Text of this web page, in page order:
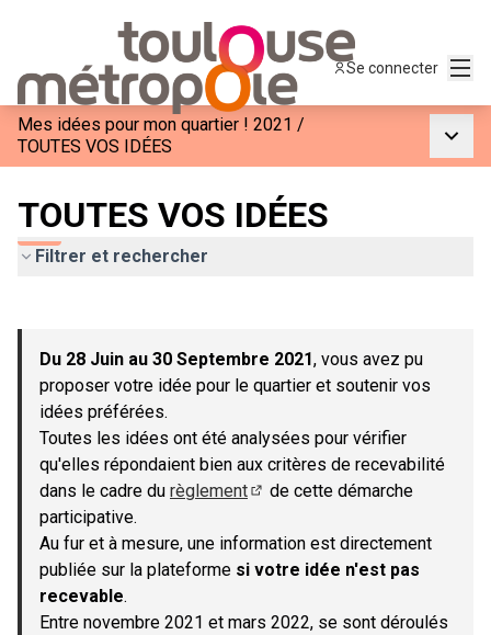
Se connecter
Mes idées pour mon quartier ! 2021 /
TOUTES VOS IDÉES
TOUTES VOS IDÉES
Filtrer et rechercher
−
Du 28 Juin au 30 Septembre 2021, vous avez pu
proposer votre idée pour le quartier et soutenir vos
idées préférées.
Toutes les idées ont été analysées pour vérifier
qu'elles répondaient bien aux critères de recevabilité
dans le cadre du règlement
de cette démarche
participative.
Au fur et à mesure, une information est directement
publiée sur la plateforme si votre idée n'est pas
recevable.
Entre novembre 2021 et mars 2022, se sont déroulés